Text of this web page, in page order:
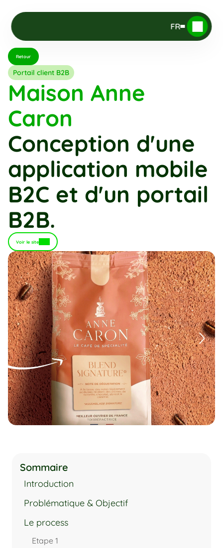
FR
Retour
Portail client B2B
Maison Anne
Caron
Conception d'une
application mobile
B2C et d'un portail
B2B.
Voir le site
Sommaire
Introduction
Problématique & Objectif
Le process
Etape 1